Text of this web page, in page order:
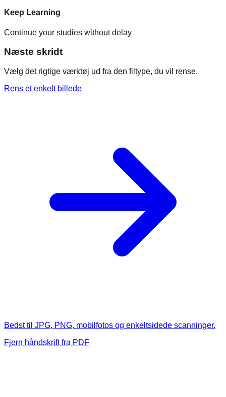
Keep Learning
Continue your studies without delay
Næste skridt
Vælg det rigtige værktøj ud fra den filtype, du vil rense.
Rens et enkelt billede
Bedst til JPG, PNG, mobilfotos og enkeltsidede scanninger.
Fjern håndskrift fra PDF